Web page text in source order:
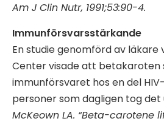
Am J Clin Nutr, 1991;53:90-4.
Immunförsvarsstärkande
En studie genomförd av läkare
Center visade att
immunförsvaret hos en del
personer som dagligen tog det
McKeown LA. “Beta-carotene